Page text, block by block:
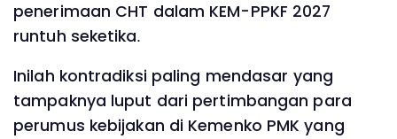
penerimaan CHT dalam KEM-PPKF 2027
runtuh seketika.
Inilah kontradiksi paling mendasar yang
tampaknya luput dari pertimbangan para
perumus kebijakan di Kemenko PMK yang